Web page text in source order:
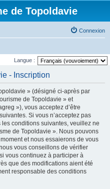
de Topoldavie
Connexion
Langue :
- Inscription
» (désigné ci-après par
de Topoldavie » et
»), vous acceptez d’être
Si vous n’acceptez pas
conditions suivantes, veuillez ne
de Topoldavie ». Nous pouvons
et nous essaierons de vous
vous conseillons de vérifier
vous continuez à participer à
que des modifications aient été
responsable des conditions